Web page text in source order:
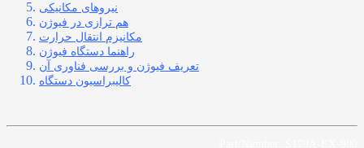
نیروهای مکانیکی
هم ترازی در فیوژن
مکانیزم انتقال حرارت
راهنما دستگاه فیوژن
تعریف فیوژن و بررسی فناوری آن
کالیبراسیون دستگاه